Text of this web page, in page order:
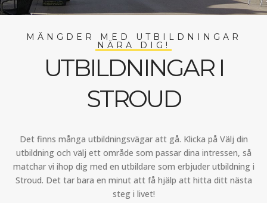
MÄNGDER MED UTBILDNINGAR
NÄRA DIG!
UTBILDNINGAR I
STROUD
Det finns många utbildningsvägar att gå. Klicka på Välj din
utbildning och välj ett område som passar dina intressen, så
matchar vi ihop dig med en utbildare som erbjuder utbildning i
Stroud. Det tar bara en minut att få hjälp att hitta ditt nästa
steg i livet!